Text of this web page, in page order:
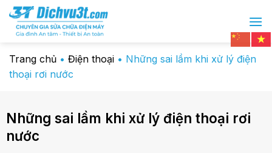
Chuyển
đến
dung
Trang chủ • Điện thoại • Những sai lầm khi xử lý điện
thoại rơi nước
Những sai lầm khi xử lý điện thoại rơi
nước